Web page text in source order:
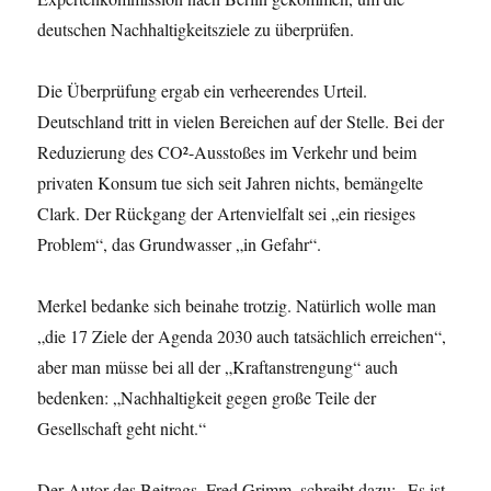
deutschen Nachhaltigkeitsziele zu überprüfen.
Die Überprüfung ergab ein verheerendes Urteil.
Deutschland tritt in vielen Bereichen auf der Stelle. Bei der
Reduzierung des CO²-Ausstoßes im Verkehr und beim
privaten Konsum tue sich seit Jahren nichts, bemängelte
Clark. Der Rückgang der Artenvielfalt sei „ein riesiges
Problem“, das Grundwasser „in Gefahr“.
Merkel bedanke sich beinahe trotzig. Natürlich wolle man
„die 17 Ziele der Agenda 2030 auch tatsächlich erreichen“,
aber man müsse bei all der „Kraftanstrengung“ auch
bedenken: „Nachhaltigkeit gegen große Teile der
Gesellschaft geht nicht.“